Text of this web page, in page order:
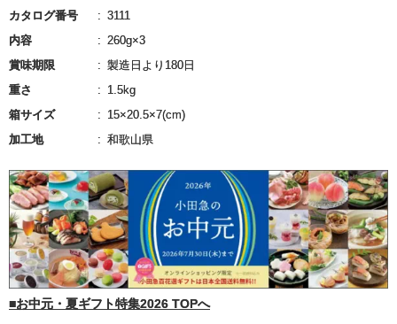
カタログ番号
3111
内容
260g×3
賞味期限
製造日より180日
重さ
1.5kg
箱サイズ
15×20.5×7(cm)
加工地
和歌山県
■お中元・夏ギフト特集2026 TOPへ